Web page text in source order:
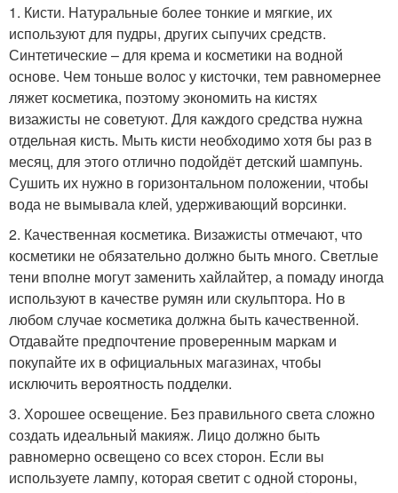
1. Кисти. Натуральные более тонкие и мягкие, их
используют для пудры, других сыпучих средств.
Синтетические – для крема и косметики на водной
основе. Чем тоньше волос у кисточки, тем равномернее
ляжет косметика, поэтому экономить на кистях
визажисты не советуют. Для каждого средства нужна
отдельная кисть. Мыть кисти необходимо хотя бы раз в
месяц, для этого отлично подойдёт детский шампунь.
Сушить их нужно в горизонтальном положении, чтобы
вода не вымывала клей, удерживающий ворсинки.
2. Качественная косметика. Визажисты отмечают, что
косметики не обязательно должно быть много. Светлые
тени вполне могут заменить хайлайтер, а помаду иногда
используют в качестве румян или скульптора. Но в
любом случае косметика должна быть качественной.
Отдавайте предпочтение проверенным маркам и
покупайте их в официальных магазинах, чтобы
исключить вероятность подделки.
3. Хорошее освещение. Без правильного света сложно
создать идеальный макияж. Лицо должно быть
равномерно освещено со всех сторон. Если вы
используете лампу, которая светит с одной стороны,